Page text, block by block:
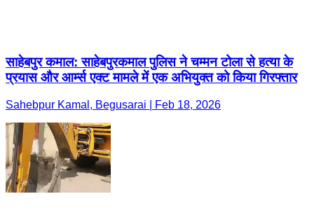
साहेबपुर कमाल: साहेबपुरकमाल पुलिस ने चम्मन टोला से हत्या के
प्रयास और आर्म्स एक्ट मामले में एक अभियुक्त को किया गिरफ्तार
Sahebpur Kamal, Begusarai | Feb 18, 2026